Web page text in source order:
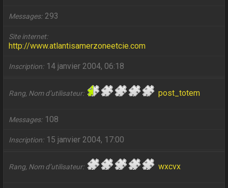
Messages 293
Site internet
http://www.atlantisamerzoneetcie.com
Inscription 14 janvier 2004, 06:18
Rang, Nom d’utilisateur post_totem
Messages 108
Inscription 15 janvier 2004, 17:00
Rang, Nom d’utilisateur wxcvx